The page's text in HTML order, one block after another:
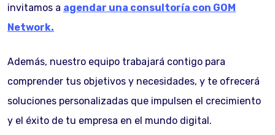
invitamos a agendar una consultoría con GOM
Network.
Además, nuestro equipo trabajará contigo para
comprender tus objetivos y necesidades, y te ofrecerá
soluciones personalizadas que impulsen el crecimiento
y el éxito de tu empresa en el mundo digital.